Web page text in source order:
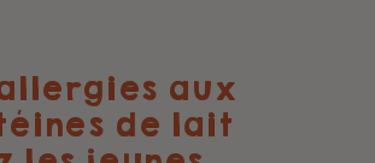
aux
de lait